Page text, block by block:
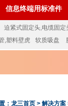
信息终端用标准件
迫紧式固定头,电缆固定
,塑料壁虎 软质吸盘
： 龙三首页 > 解决方案